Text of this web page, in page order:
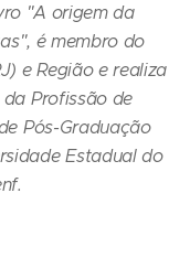
"A origem da
é membro do
e Região e realiza
Profissão de
Pós-Graduação
Estadual do